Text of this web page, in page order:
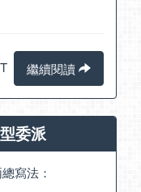
繼續閱讀
委派
寫法：